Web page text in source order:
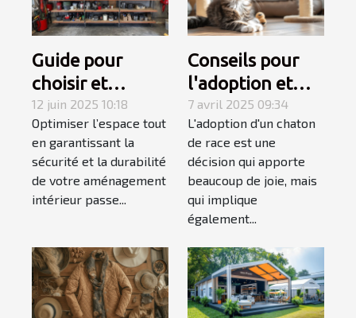
Guide pour
choisir et
installer des
étagères
murales
robustes
12 juin 2025 10:18
Optimiser l’espace tout
en garantissant la
sécurité et la durabilité
de votre aménagement
intérieur passe...
Conseils pour
l'adoption et
l'accueil d'un
chaton de race
7 avril 2025 09:34
L'adoption d'un chaton
de race est une
décision qui apporte
beaucoup de joie, mais
qui implique
également...